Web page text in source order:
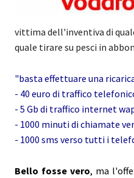
vittima dell'inventiva di
quale tirare su pesci in
"basta effettuare una
- 40 euro di traffico
- 5 Gb di traffico internet
- 1000 minuti di chiamate
- 1000 sms verso tutti i
Bello fosse vero, ma